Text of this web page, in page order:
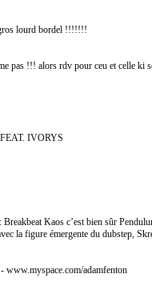
lourd bordel !!!!!!!
pas !!! alors rdv pour ceu et celle
IVORYS
Kaos c’est bien sûr
la figure émergente du dubstep,
www.myspace.com/adamfenton